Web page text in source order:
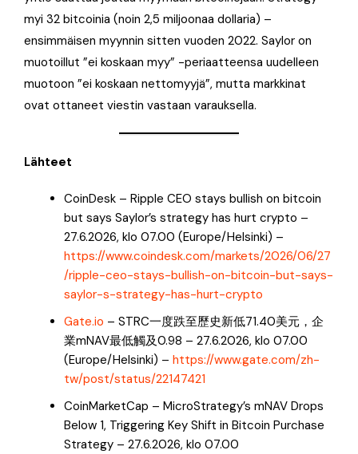
myi 32 bitcoinia (noin 2,5 miljoonaa dollaria) –
ensimmäisen myynnin sitten vuoden 2022. Saylor on
muotoillut ”ei koskaan myy” -periaatteensa uudelleen
muotoon ”ei koskaan nettomyyjä”, mutta markkinat
ovat ottaneet viestin vastaan varauksella.
Lähteet
CoinDesk – Ripple CEO stays bullish on bitcoin
but says Saylor’s strategy has hurt crypto –
27.6.2026, klo 07.00 (Europe/Helsinki) –
https://www.coindesk.com/markets/2026/06/27
/ripple-ceo-stays-bullish-on-bitcoin-but-says-
saylor-s-strategy-has-hurt-crypto
Gate.io – STRC一度跌至歷史新低71.40美元，企
業mNAV最低觸及0.98 – 27.6.2026, klo 07.00
(Europe/Helsinki) – https://www.gate.com/zh-
tw/post/status/22147421
CoinMarketCap – MicroStrategy’s mNAV Drops
Below 1, Triggering Key Shift in Bitcoin Purchase
Strategy – 27.6.2026, klo 07.00